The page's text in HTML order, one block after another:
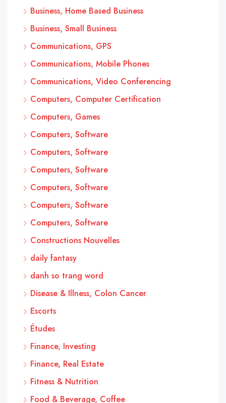
Business, Home Based Business
Business, Small Business
Communications, GPS
Communications, Mobile Phones
Communications, Video Conferencing
Computers, Computer Certification
Computers, Games
Computers, Software
Computers, Software
Computers, Software
Computers, Software
Computers, Software
Computers, Software
Constructions Nouvelles
daily fantasy
danh so trang word
Disease & Illness, Colon Cancer
Escorts
Études
Finance, Investing
Finance, Real Estate
Fitness & Nutrition
Food & Beverage, Coffee